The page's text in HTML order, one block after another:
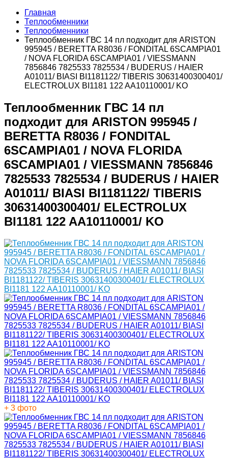
Главная
Теплообменники
Теплообменники
Теплообменник ГВС 14 пл подходит для ARISTON
995945 / BERETTA R8036 / FONDITAL 6SCAMPIA01
/ NOVA FLORIDA 6SCAMPIA01 / VIESSMANN
7856846 7825533 7825534 / BUDERUS / HAIER
A01011/ BIASI BI1181122/ TIBERIS 30631400300401/
ELECTROLUX BI1181 122 AA10110001/ KO
Теплообменник ГВС 14 пл
подходит для ARISTON 995945 /
BERETTA R8036 / FONDITAL
6SCAMPIA01 / NOVA FLORIDA
6SCAMPIA01 / VIESSMANN 7856846
7825533 7825534 / BUDERUS / HAIER
A01011/ BIASI BI1181122/ TIBERIS
30631400300401/ ELECTROLUX
BI1181 122 AA10110001/ KO
+ 3 фото